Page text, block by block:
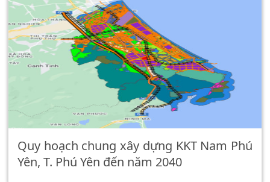
Quy hoạch chung xây dựng KKT Nam Phú
Yên, T. Phú Yên đến năm 2040